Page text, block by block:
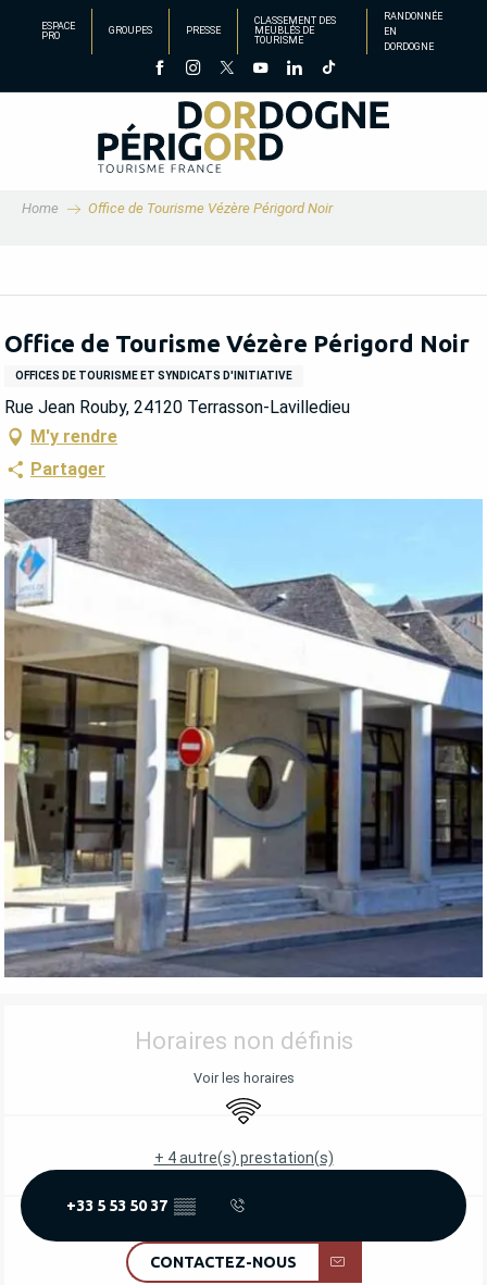
principal
ESPACE
PRO
GROUPES PRESSE
CLASSEMENT DES
MEUBLÉS DE
TOURISME
RANDONNÉE
EN
DORDOGNE
Home Office de Tourisme Vézère Périgord Noir
Office de Tourisme Vézère Périgord Noir
OFFICES DE TOURISME ET SYNDICATS D'INITIATIVE
Rue Jean Rouby, 24120 Terrasson-Lavilledieu
M'y rendre
Partager
OUVERTURE ET COORDONNÉES
Horaires non définis
Voir les horaires
WiFi
+ 4 autre(s) prestation(s)
+33 5 53 50 37 ▒▒
CONTACTEZ-NOUS